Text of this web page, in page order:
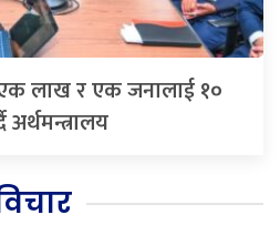
लाख र एक जनालाई १०